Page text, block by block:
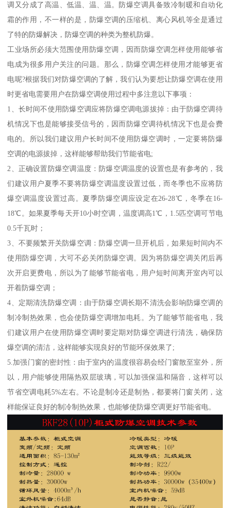
调又分成了高温、低温、温、温。防爆空调具备致冷制暖和自动化
霜的作用，不一样的是，防爆空调的压缩机、离心风机等全是通过
了特的防爆解决，防爆空调的种类为整机防爆。
工业场所必须大范围使用防爆空调，因而防爆空调怎样使用能够省
电成为很多用户关注的问题。那么，防爆空调怎样使用才能够更省
电呢?根据我们对防爆空调的了解，我们认为要想让防爆空调在使用
时更省电需要用户在防爆空调使用过程中多注意以下事项：
1、长时间不使用防爆空调应将防爆空调电源拔掉：由于防爆空调待
机情况下也是能够接受信号的，因而防爆空调待机情况下也是会费
电的。所以我们建议用户长时间不使用防爆空调时，一定要将防爆
空调的电源拔掉，这样能够帮助我们节能省电;
2、正确设置防爆空调温度：防爆空调温度的设置也是有参考的，我
们建议用户夏季不要将防爆空调温度设置过低，而冬季也不应将防
爆空调温度设置过高。夏季防爆空调应设定在26-28℃，冬季在16-
18℃。如果夏季每天开10小时空调，温度调高1℃，1.5匹空调可节电
0.5千瓦时；
3、不要频繁开关防爆空调：防爆空调一旦开机后，如果短时间内不
使用防爆空调，大可不必关闭防爆空调。因为将防爆空调关闭后再
次开启更费电，所以为了能够节能省电，用户短时间离开室内可以
开着防爆空调；
4、定期清洗防爆空调：由于防爆空调长期不清洗会影响防爆空调的
制冷制热效果，也会使防爆空调增加电耗。为了能够节能省电，我
们建议用户在使用防爆空调时要定期对防爆空调进行清洗，确保防
爆空调的清洁，这样能够实现良好的节能环保效果了;
5.加强门窗的密封性：由于室内的温度很容易会经门窗散至室外，所
以，用户能够使用隔热双层玻璃，可以加强保温和隔音，这样可以
节省空调电耗5%左右。不论是制冷还是制热，都要将门窗关闭，这
样能保证良好的制冷制热效果，也能够使防爆空调更好节能省电。